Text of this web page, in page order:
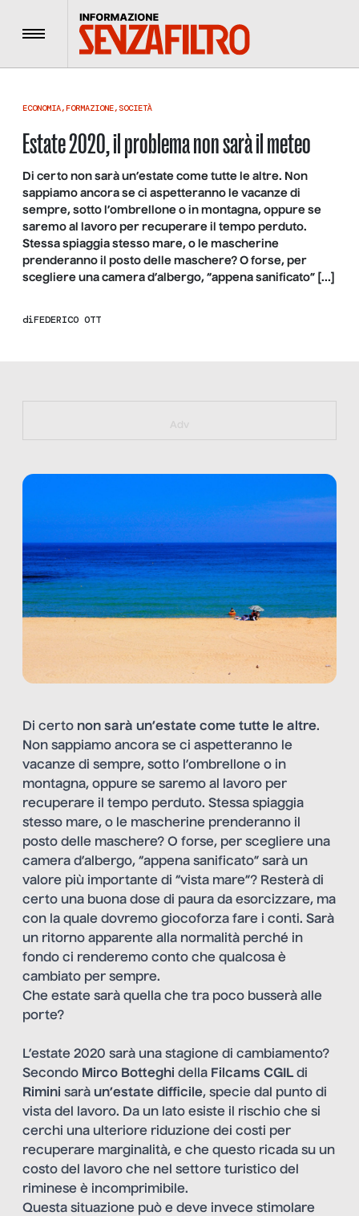
Menu
ECONOMIA,FORMAZIONE, SOCIETÀ
Estate 2020, il problema non sarà il meteo
Di certo non sarà un’estate come tutte le altre. Non
sappiamo ancora se ci aspetteranno le vacanze di
sempre, sotto l’ombrellone o in montagna, oppure se
saremo al lavoro per recuperare il tempo perduto.
Stessa spiaggia stesso mare, o le mascherine
prenderanno il posto delle maschere? O forse, per
scegliere una camera d’albergo, “appena sanificato” […]
diFEDERICO OTT
https://bit.ly/muster_aggiornamento
Adv
Di certo non sarà un’estate come tutte le altre.
Non sappiamo ancora se ci aspetteranno le
vacanze di sempre, sotto l’ombrellone o in
montagna, oppure se saremo al lavoro per
recuperare il tempo perduto. Stessa spiaggia
stesso mare, o le mascherine prenderanno il
posto delle maschere? O forse, per scegliere una
camera d’albergo, “appena sanificato” sarà un
valore più importante di “vista mare”? Resterà di
certo una buona dose di paura da esorcizzare, ma
con la quale dovremo giocoforza fare i conti. Sarà
un ritorno apparente alla normalità perché in
fondo ci renderemo conto che qualcosa è
cambiato per sempre.
Che estate sarà quella che tra poco busserà alle
porte?
L’estate 2020 sarà una stagione di cambiamento?
Secondo Mirco Botteghi della Filcams CGILdi
Rimini sarà un’estate difficile, specie dal punto di
vista del lavoro. Da un lato esiste il rischio che si
cerchi una ulteriore riduzione dei costi per
recuperare marginalità, e che questo ricada su un
costo del lavoro che nel settore turistico del
riminese è incomprimibile.
Questa situazione può e deve invece stimolare